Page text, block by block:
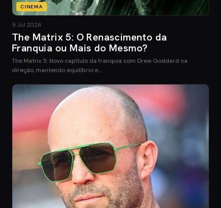
CINEMA
9 Jul 2026
The Matrix 5: O Renascimento da
Franquia ou Mais do Mesmo?
The Matrix 5: Novo capítulo da franquia com Drew Goddard na
direção, mantendo equilíbrio e…